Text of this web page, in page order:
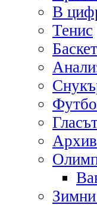
В
Тенис